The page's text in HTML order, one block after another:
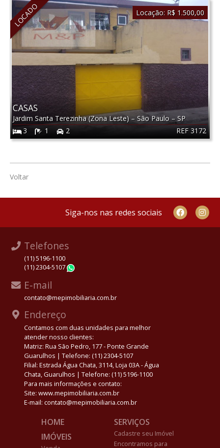
LOCADO
REF 3172
CASAS
Jardim Santa Terezinha (Zona Leste)– São Paulo –SP
3
1 2
Locação: R$ 1.500,00
Voltar
Siga-nos nas redes sociais
Telefones
(11) 5196-1100
(11) 2304-5107
E-mail
contato@mepimobiliaria.com.br
Endereço
Contamos com duas unidades para melhor
atender nosso clientes:
Matriz: Rua São Pedro, 177 - Ponte Grande
Guarulhos | Telefone: (11) 2304-5107
Filial: Estrada Água Chata, 3114, Loja 03A - Água
Chata, Guarulhos | Telefone: (11) 5196-1100
Para mais informações e contato:
Site: www.mepimobiliaria.com.br
E-mail: contato@mepimobiliaria.com.br
HOME
IMÓVEIS
SERVIÇOS
Cadastre seu Imóvel
Encontramos para